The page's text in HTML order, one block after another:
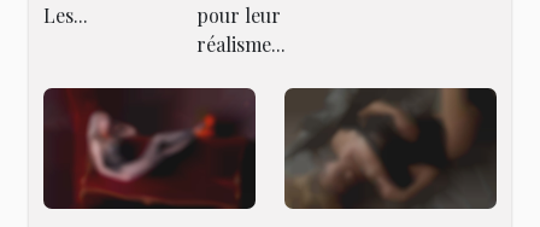
Les...
pour leur
réalisme...